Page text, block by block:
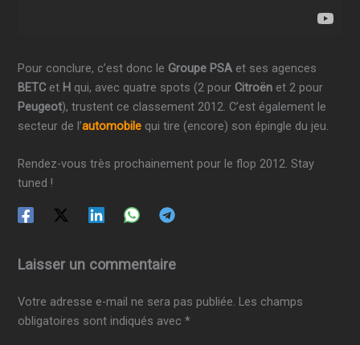
Pour conclure, c’est donc le Groupe PSA et ses agences
BETC et H qui, avec quatre spots (2 pour Citroën et 2 pour
Peugeot), trustent ce classement 2012. C’est également le
secteur de l’automobile qui tire (encore) son épingle du jeu.
Rendez-vous très prochainement pour le flop 2012. Stay
tuned !
Laisser un commentaire
Votre adresse e-mail ne sera pas publiée. Les champs
obligatoires sont indiqués avec*